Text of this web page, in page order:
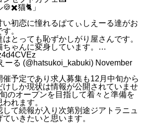
🍪✖️猫🐈」
い初恋に憧れるぱてぃしえーる達がお
。
とっても恥ずかしがり屋さんです。
ちゃんに変身しています。…
ーる (@hatsukoi_kabuki) November
催予定であり求人募集も12月中旬から
けしか現状は情報が公開されていませ
のオープンを目指して着々と準備を
れます。
て続報が入り次第別途ジアトラニュ
いきたいと思います。